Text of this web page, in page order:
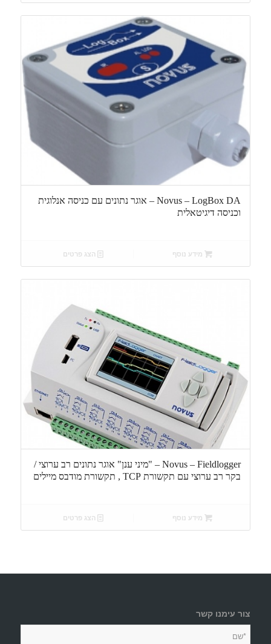
Novus – LogBox DA – אוגר נתונים עם כניסה אנלוגית
וכניסה דיגיטאלית
מידע נוסף הצג פרטים
Novus – Fieldlogger – "מיני ענן" אוגר נתונים רב ערוצי /
בקר רב ערוצי עם תקשורת TCP , תקשורת מודבס מיילים
מידע נוסף הצג פרטים
צור עימנו קשר